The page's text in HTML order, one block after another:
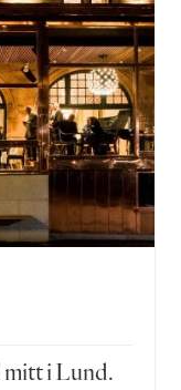
mitt i Lund.